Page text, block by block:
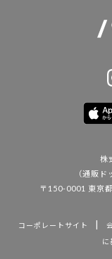
株
（通販ド
〒150-0001 東京
コーポレートサイト |
に